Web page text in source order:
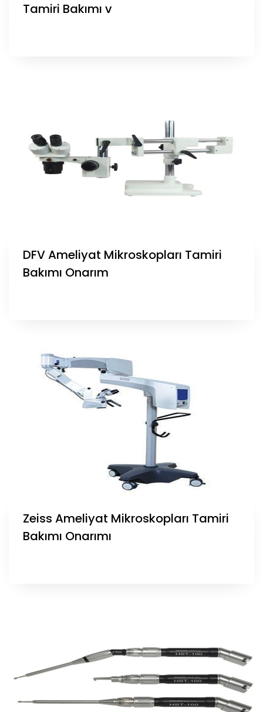
Tamiri Bakımı v
DFV Ameliyat Mikroskopları Tamiri
Bakımı Onarım
Zeiss Ameliyat Mikroskopları Tamiri
Bakımı Onarımı